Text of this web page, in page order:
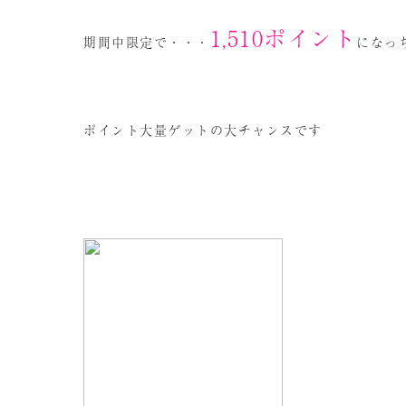
期間中限定で・・・ 1,510ポイント になっ
ポイント大量ゲットの大チャンスです